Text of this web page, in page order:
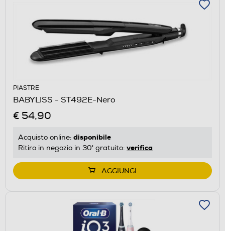
PIASTRE
BABYLISS - ST492E-Nero
€ 54,90
Acquisto online: disponibile
Ritiro in negozio in 30' gratuito: verifica
AGGIUNGI